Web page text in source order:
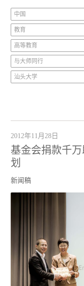
中国
教育
高等教育
与大师同行
汕头大学
2012年11月28日
基金会捐款千
划
新闻稿